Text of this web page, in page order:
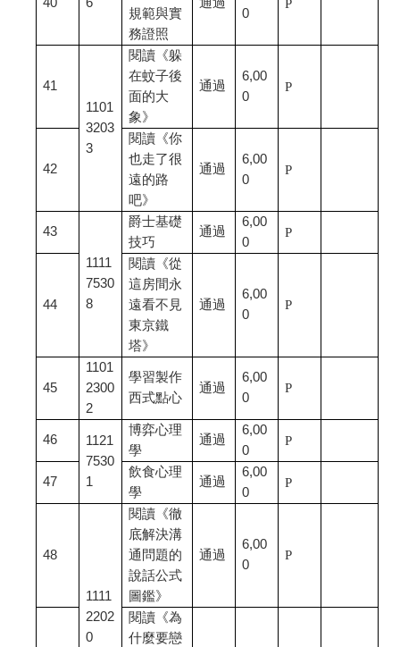
規範與實
務證照
0
P
41
1101
3203
3
閱讀《躲
在蚊子後
面的大
象》
通過
6,00
0
P
42
閱讀《你
也走了很
遠的路
吧》
通過
6,00
0
P
43
1111
7530
8
爵士基礎
技巧
通過
6,00
0
P
44
閱讀《從
這房間永
遠看不見
東京鐵
塔》
通過
6,00
0
P
45
1101
2300
2
學習製作
西式點心
通過
6,00
0
P
46
1121
7530
1
博弈心理
學
通過
6,00
0
P
47
飲食心理
學
通過
6,00
0
P
48
1111
2202
0
閱讀《徹
底解決溝
通問題的
說話公式
圖鑑》
通過
6,00
0
P
閱讀《為
什麼要戀